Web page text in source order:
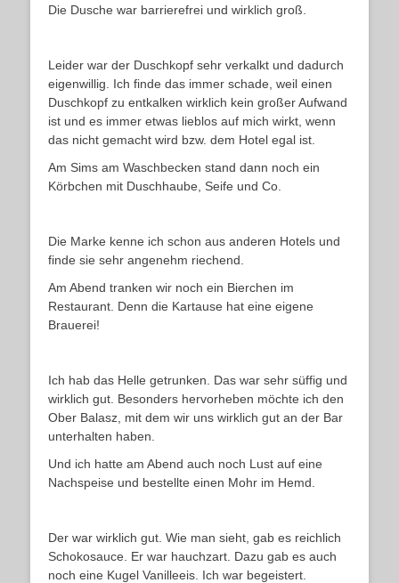
Die Dusche war barrierefrei und wirklich groß.
Leider war der Duschkopf sehr verkalkt und dadurch
eigenwillig. Ich finde das immer schade, weil einen
Duschkopf zu entkalken wirklich kein großer Aufwand
ist und es immer etwas lieblos auf mich wirkt, wenn
das nicht gemacht wird bzw. dem Hotel egal ist.
Am Sims am Waschbecken stand dann noch ein
Körbchen mit Duschhaube, Seife und Co.
Die Marke kenne ich schon aus anderen Hotels und
finde sie sehr angenehm riechend.
Am Abend tranken wir noch ein Bierchen im
Restaurant. Denn die Kartause hat eine eigene
Brauerei!
Ich hab das Helle getrunken. Das war sehr süffig und
wirklich gut. Besonders hervorheben möchte ich den
Ober Balasz, mit dem wir uns wirklich gut an der Bar
unterhalten haben.
Und ich hatte am Abend auch noch Lust auf eine
Nachspeise und bestellte einen Mohr im Hemd.
Der war wirklich gut. Wie man sieht, gab es reichlich
Schokosauce. Er war hauchzart. Dazu gab es auch
noch eine Kugel Vanilleeis. Ich war begeistert.